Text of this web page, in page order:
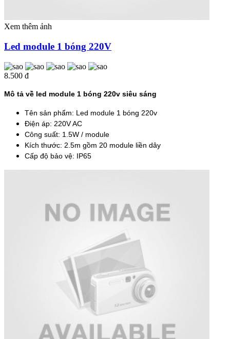
Xem thêm ảnh
Led module 1 bóng 220V
8.500 đ
Mô tả về led module 1 bóng 220v siêu sáng
Tên sản phẩm: Led module 1 bóng 220v
Điện áp: 220V AC
Công suất: 1.5W / module
Kích thước: 2.5m gồm 20 module liền dây
Cấp độ bảo vệ: IP65